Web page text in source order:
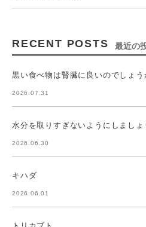
RECENT POSTS 最近の
黒い食べ物は腎臓に良いのでしょう
2026.07.31
水分を取りすぎないようにしましょ
2026.06.30
キハダ
2026.06.01